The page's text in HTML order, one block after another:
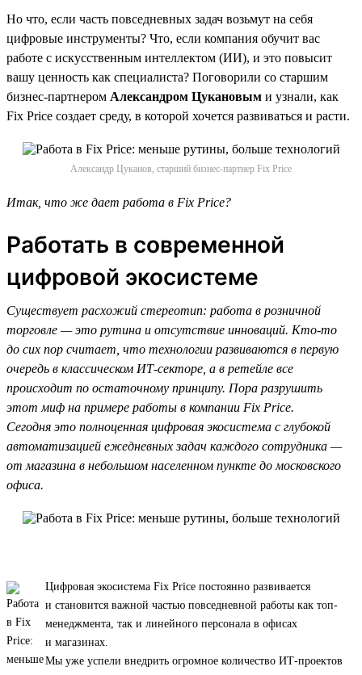
Но что, если часть повседневных задач возьмут на себя
цифровые инструменты? Что, если компания обучит вас
работе с искусственным интеллектом (ИИ), и это повысит
вашу ценность как специалиста? Поговорили со старшим
бизнес-партнером Александром Цукановым и узнали, как
Fix Price создает среду, в которой хочется развиваться и расти.
Александр Цуканов, старший бизнес-партнер Fix Price
Итак, что же дает работа в Fix Price?
Работать в современной
цифровой экосистеме
Существует расхожий стереотип: работа в розничной
торговле — это рутина и отсутствие инноваций. Кто-то
до сих пор считает, что технологии развиваются в первую
очередь в классическом ИТ-секторе, а в ретейле все
происходит по остаточному принципу. Пора разрушить
этот миф на примере работы в компании Fix Price.
Сегодня это полноценная цифровая экосистема с глубокой
автоматизацией ежедневных задач каждого сотрудника —
от магазина в небольшом населенном пункте до московского
офиса.
Цифровая экосистема Fix Price постоянно развивается
и становится важной частью повседневной работы как топ-
менеджмента, так и линейного персонала в офисах
и магазинах.
Мы уже успели внедрить огромное количество ИТ-проектов